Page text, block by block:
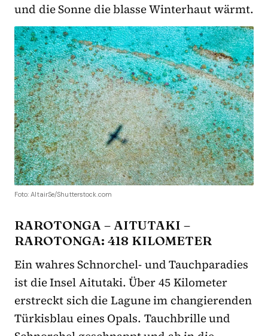
und die Sonne die blasse Winterhaut wärmt.
Foto: AltairSe/Shutterstock.com
RAROTONGA – AITUTAKI –
RAROTONGA: 418 KILOMETER
Ein wahres Schnorchel- und Tauchparadies
ist die Insel Aitutaki. Über 45 Kilometer
erstreckt sich die Lagune im changierenden
Türkisblau eines Opals. Tauchbrille und